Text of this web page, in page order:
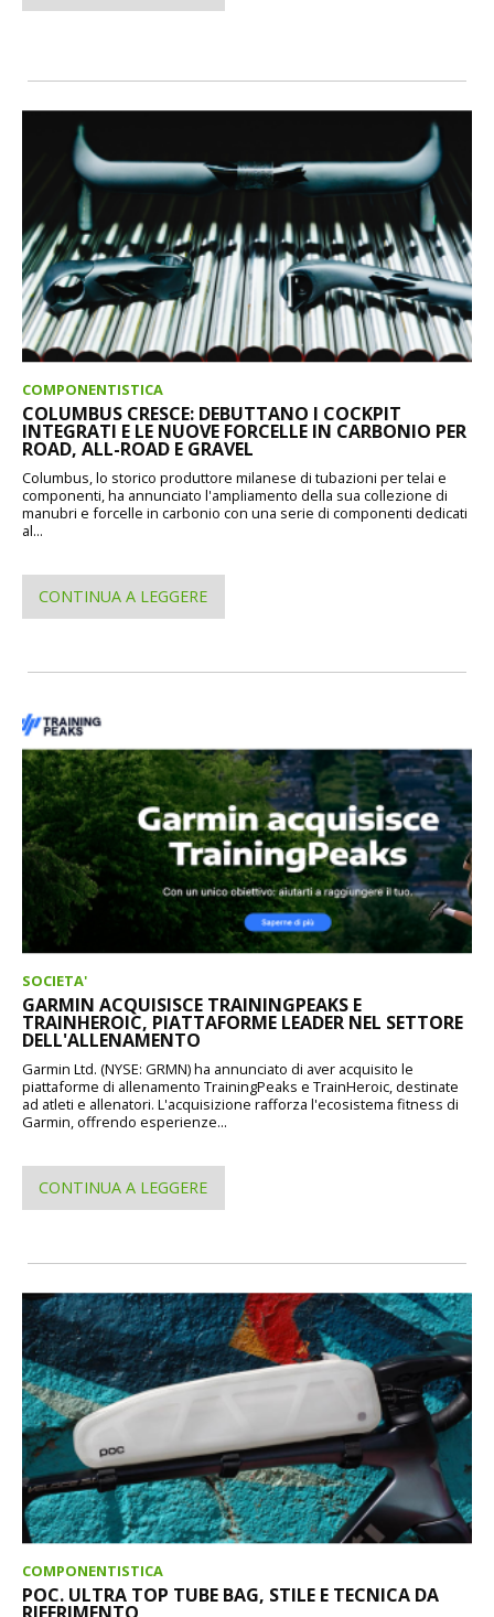
COMPONENTISTICA
COLUMBUS CRESCE: DEBUTTANO I COCKPIT
INTEGRATI E LE NUOVE FORCELLE IN CARBONIO PER
ROAD, ALL-ROAD E GRAVEL
Columbus, lo storico produttore milanese di tubazioni per telai e
componenti, ha annunciato l'ampliamento della sua collezione di
manubri e forcelle in carbonio con una serie di componenti dedicati
al...
CONTINUA A LEGGERE
SOCIETA'
GARMIN ACQUISISCE TRAININGPEAKS E
TRAINHEROIC, PIATTAFORME LEADER NEL SETTORE
DELL'ALLENAMENTO
Garmin Ltd. (NYSE: GRMN) ha annunciato di aver acquisito le
piattaforme di allenamento TrainingPeaks e TrainHeroic, destinate
ad atleti e allenatori. L'acquisizione rafforza l'ecosistema fitness di
Garmin, offrendo esperienze...
CONTINUA A LEGGERE
COMPONENTISTICA
POC. ULTRA TOP TUBE BAG, STILE E TECNICA DA